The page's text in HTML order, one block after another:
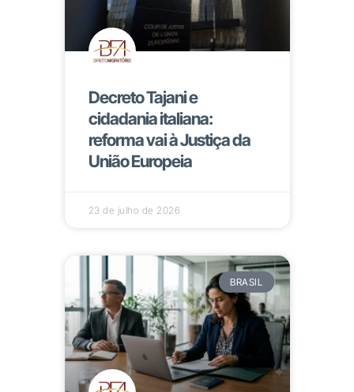
Decreto Tajani e
cidadania italiana:
reforma vai à Justiça da
União Europeia
23 de julho de 2026
BRASIL